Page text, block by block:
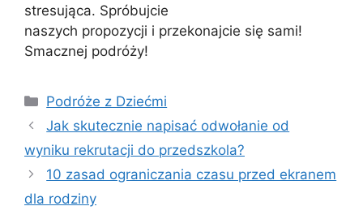
stresująca. Spróbujcie
naszych propozycji i przekonajcie się sami!
Smacznej podróży!
Kategorie
Podróże z Dziećmi
Jak skutecznie napisać odwołanie od
wyniku rekrutacji do przedszkola?
10 zasad ograniczania czasu przed ekranem
dla rodziny